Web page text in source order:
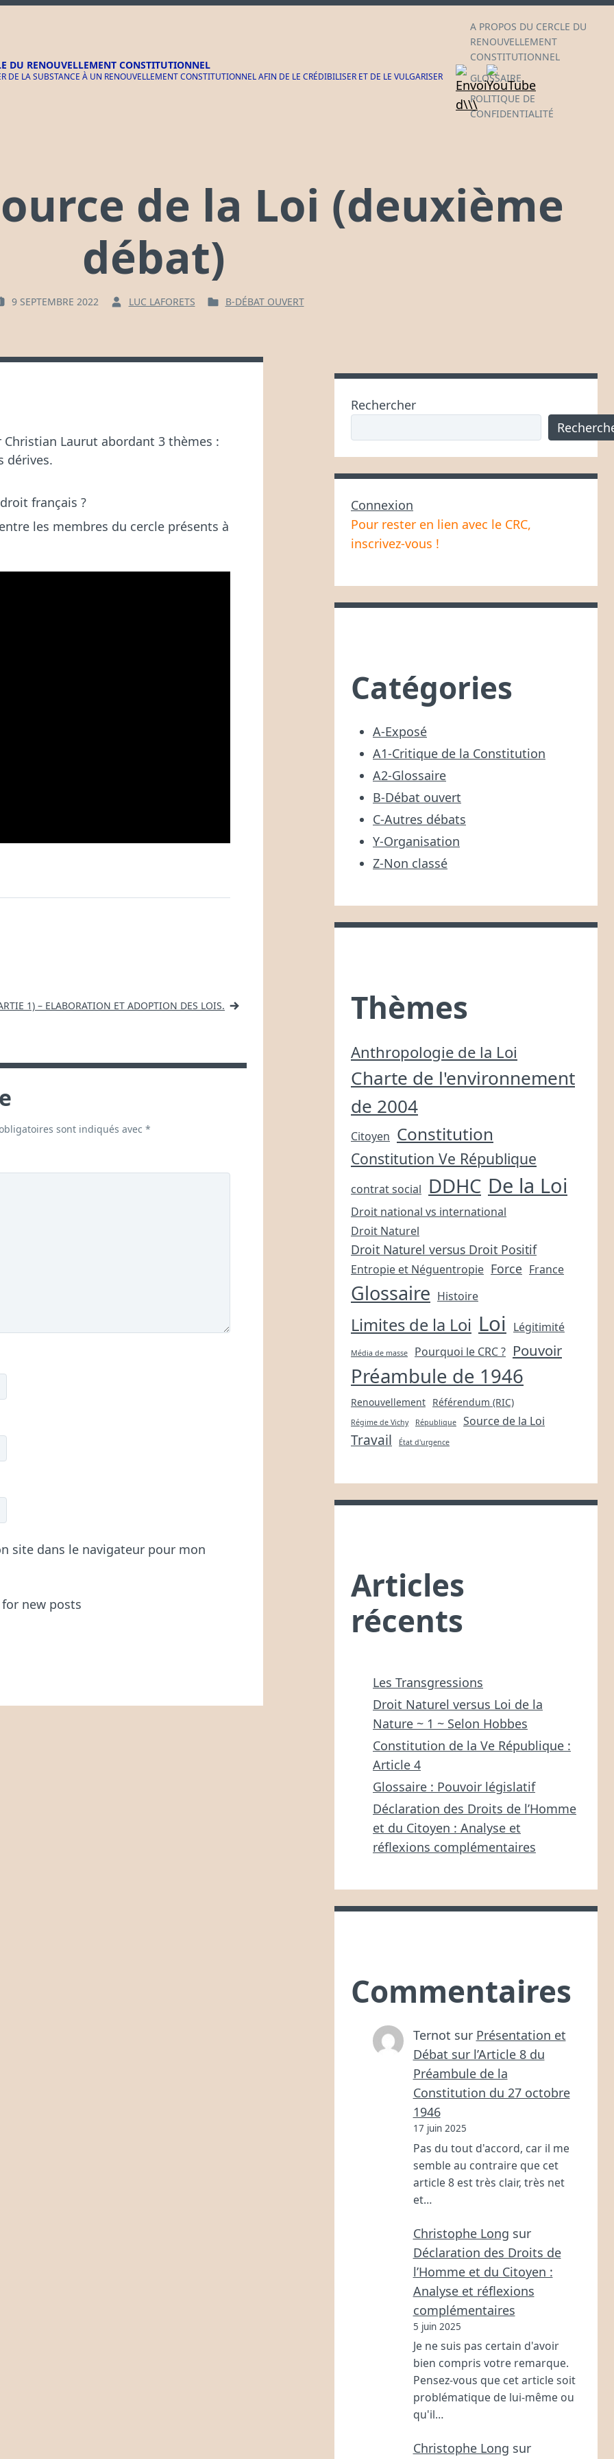
DU RENOUVELLEMENT CONSTITUTIONNEL
DE LA SUBSTANCE À UN RENOUVELLEMENT CONSTITUTIONNEL AFIN DE LE CRÉDIBILISER ET DE LE VULGARISER
A PROPOS DU CERCLE DU
RENOUVELLEMENT
CONSTITUTIONNEL
GLOSSAIRE
POLITIQUE DE
CONFIDENTIALITÉ
de la Loi (deuxième
débat)
9 SEPTEMBRE 2022
P
LUC LAFORETS
P
S
B-DÉBAT OUVERT
Laurut abordant 3 thèmes :
dérives.
français ?
les membres du cercle présents à
1) – ELABORATION ET ADOPTION DES LOIS.
sont indiqués avec *
site dans le navigateur pour mon
new posts
Rechercher
Connexion
Pour rester en lien avec le CRC,
inscrivez-vous !
Catégories
A-Exposé
A1-Critique de la Constitution
A2-Glossaire
B-Débat ouvert
C-Autres débats
Y-Organisation
Z-Non classé
Thèmes
Anthropologie de la Loi
Charte de l'environnement
de 2004
Citoyen Constitution
Constitution Ve République
contrat social DDHC De la Loi
Droit national vs international
Droit Naturel
Droit Naturel versus Droit Positif
Entropie et Néguentropie Force France
Glossaire Histoire
Limites de la Loi Loi Légitimité
Média de masse Pourquoi le CRC ? Pouvoir
Préambule de 1946
Renouvellement Référendum (RIC)
Régime de Vichy République Source de la Loi
Travail État d'urgence
Articles
récents
Les Transgressions
Droit Naturel versus Loi de la
Nature ~ 1 ~ Selon Hobbes
Constitution de la Ve République :
Article 4
Glossaire : Pouvoir législatif
Déclaration des Droits de l’Homme
et du Citoyen : Analyse et
réflexions complémentaires
Commentaires
Ternot sur Présentation et
Débat sur l’Article 8 du
Préambule de la
Constitution du 27 octobre
1946
17 juin 2025
Pas du tout d'accord, car il me
semble au contraire que cet
article 8 est très clair, très net
et…
Christophe Long sur
Déclaration des Droits de
l’Homme et du Citoyen :
Analyse et réflexions
complémentaires
5 juin 2025
Je ne suis pas certain d'avoir
bien compris votre remarque.
Pensez-vous que cet article soit
problématique de lui-même ou
qu'il…
Christophe Long sur